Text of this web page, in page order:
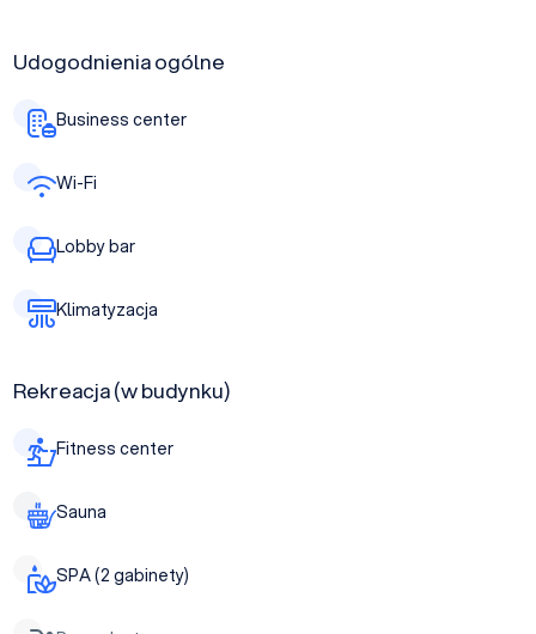
Udogodnienia ogólne
Business center
Wi-Fi
Lobby bar
Klimatyzacja
Rekreacja (w budynku)
Fitness center
Sauna
SPA (2 gabinety)